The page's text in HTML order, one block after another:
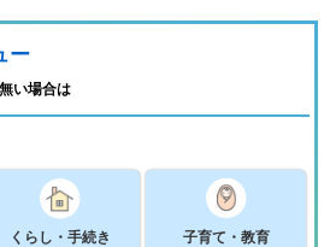
ー
い場合は
くらし・手続き 子育て・教育